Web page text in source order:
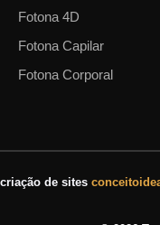
Fotona 4D
Fotona Capilar
Fotona Corporal
criação de sites